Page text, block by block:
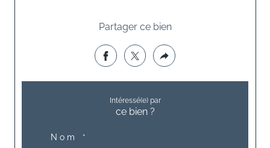
Partager ce bien
Intéressé(e) par
ce bien ?
Nom *